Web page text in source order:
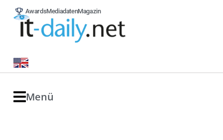
AwardsMediadatenMagazin
Menü